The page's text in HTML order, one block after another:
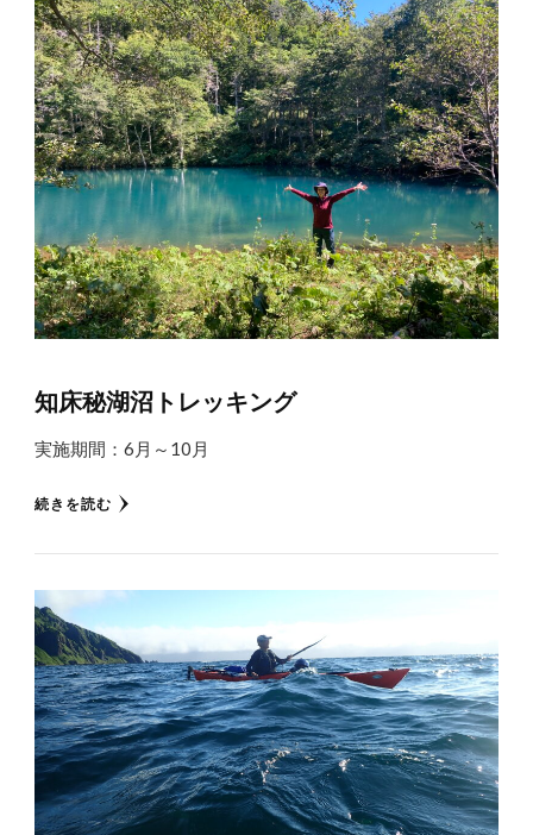
知床秘湖沼トレッキング
実施期間：6月～10月
続きを読む